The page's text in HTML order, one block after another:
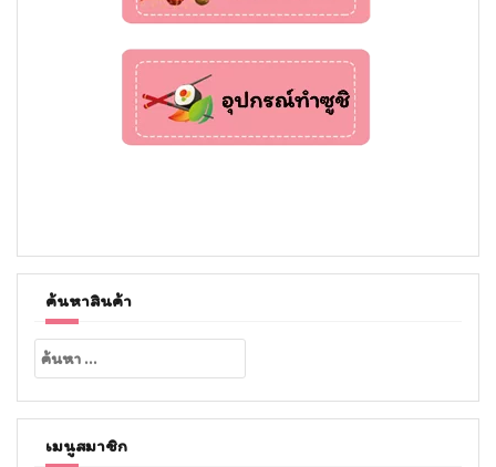
ค้นหาสินค้า
ค้นหา
สำหรับ:
เมนูสมาชิก